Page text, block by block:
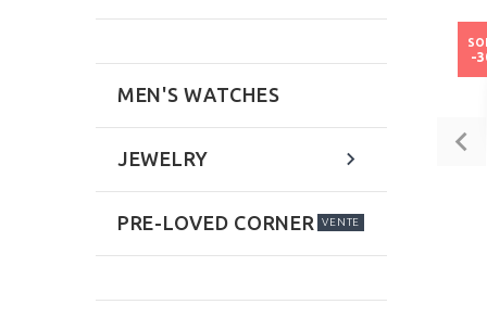
-
MEN'S WATCHES
JEWELRY
PRE-LOVED CORNER VENTE